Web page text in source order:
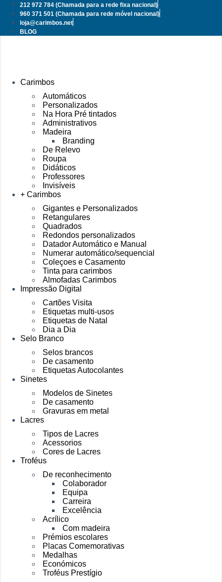
Pular
para
conteúdo
212 972 784 (Chamada para a rede fixa nacional)
960 371 501 (Chamada para rede móvel nacional)
loja@carimbos.net
BLOG
Carimbos
Automáticos
Personalizados
Na Hora Pré tintados
Administrativos
Madeira
Branding
De Relevo
Roupa
Didáticos
Professores
Invisíveis
+ Carimbos
Gigantes e Personalizados
Retangulares
Quadrados
Redondos personalizados
Datador Automático e Manual
Numerar automático/sequencial
Coleçoes e Casamento
Tinta para carimbos
Almofadas Carimbos
Impressão Digital
Cartões Visita
Etiquetas multi-usos
Etiquetas de Natal
Dia a Dia
Selo Branco
Selos brancos
De casamento
Etiquetas Autocolantes
Sinetes
Modelos de Sinetes
De casamento
Gravuras em metal
Lacres
Tipos de Lacres
Acessorios
Cores de Lacres
Troféus
De reconhecimento
Colaborador
Equipa
Carreira
Excelência
Acrílico
Com madeira
Prémios escolares
Placas Comemorativas
Medalhas
Económicos
Troféus Prestígio